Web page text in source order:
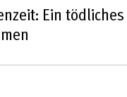
Ein tödliches